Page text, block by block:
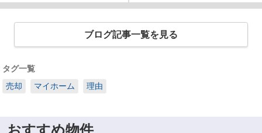
ブログ記事一覧を見る
タグ一覧
売却
マイホーム 理由
おすすめ物件